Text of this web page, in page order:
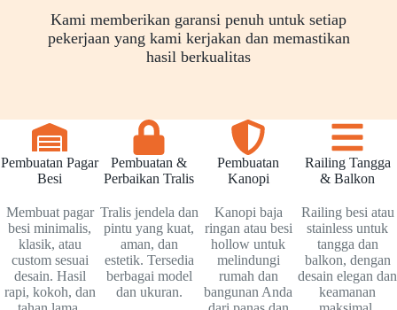
Kami memberikan garansi penuh untuk setiap
pekerjaan yang kami kerjakan dan memastikan
hasil berkualitas
Pembuatan Pagar
Besi
Membuat pagar
besi minimalis,
klasik, atau
custom sesuai
desain. Hasil
rapi, kokoh, dan
Pembuatan &
Perbaikan Tralis
Tralis jendela dan
pintu yang kuat,
aman, dan
estetik. Tersedia
berbagai model
dan ukuran.
Pembuatan
Kanopi
Kanopi baja
ringan atau besi
hollow untuk
melindungi
rumah dan
bangunan Anda
Railing Tangga
& Balkon
Railing besi atau
stainless untuk
tangga dan
balkon, dengan
desain elegan dan
keamanan